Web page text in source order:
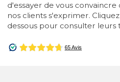
d'essayer de vous convaincre
nos clients s'exprimer.
dessous pour consulter leurs